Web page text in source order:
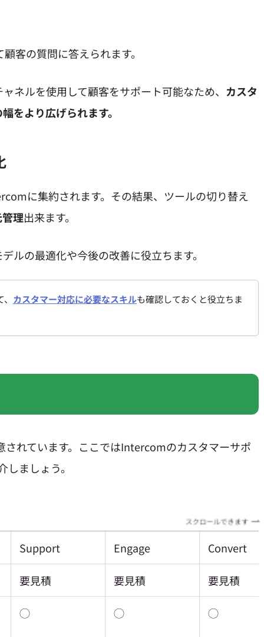
客の質問に答えられます。
ネルを使用して顧客をサポート可能なため、 カスタ
をより広げられます。
に集約されます。その結果、ツールの切り替え
理出来ます。
ルの最適化や今後の改善に役立ちます。
カスタマー対応に必要なスキルも確認しておくと役立ちま
れています。ここではIntercomのカスタマーサポ
ましょう。
スクロールできます
Support Engage Convert
要見積 要見積 要見積
◯ ◯ ◯